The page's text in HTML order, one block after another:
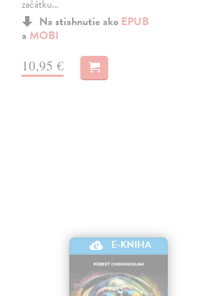
začátku...
Na stiahnutie ako EPUB
a MOBI
10,95 €
E-KNIHA